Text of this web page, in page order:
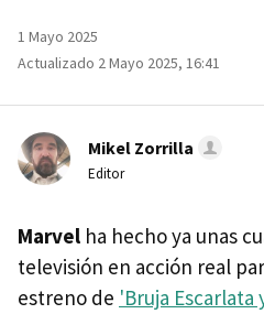
1 Mayo 2025
Actualizado 2 Mayo 2025, 16:41
Mikel Zorrilla
Editor
Marvel ha hecho ya unas
televisión en acción real
estreno de 'Bruja Escarlata